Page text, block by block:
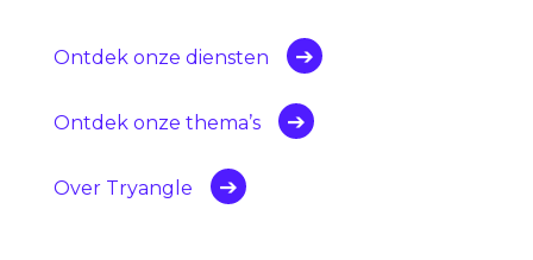
Ontdek onze diensten
Ontdek onze thema’s
Over Tryangle